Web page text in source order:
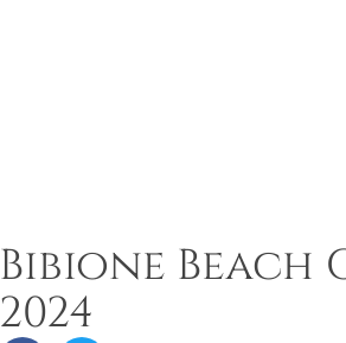
Bibione Beach
2024